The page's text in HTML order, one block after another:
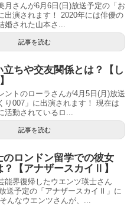
月さんが6月6日(日)放送予定の「お
出演されます！ 2020年には俳優の
婚された山本さ...
記事を読む
立ちや交友関係とは？【し
ントのローラさんが4月5日(月)放送
り007」に出演されます！ 現在は
活動されているロ...
記事を読む
のロンドン留学での彼女
？【アナザースカイⅡ】
能界復帰したウエンツ瑛士さん
送予定の「アナザースカイⅡ」に
んなウエンツさんが、...